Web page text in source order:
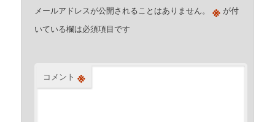
メールアドレスが公開されることはありません。 ※ が付
いている欄は必須項目です
コメント ※